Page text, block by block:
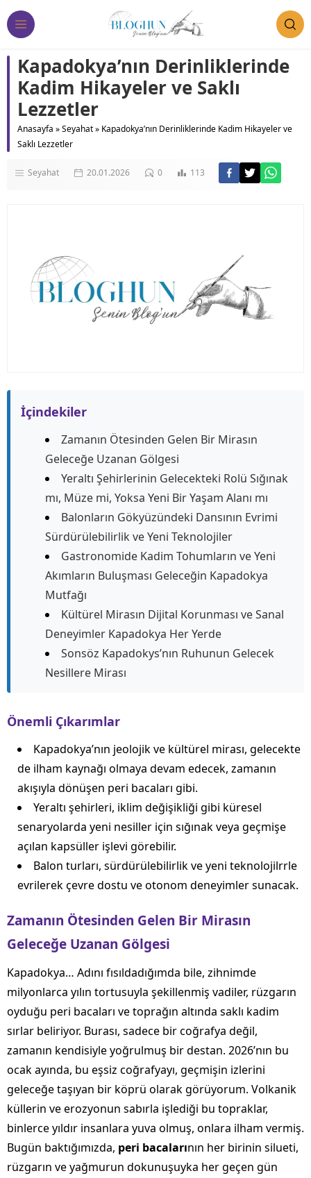
Kapadokya’nın Derinliklerinde
Kadim Hikayeler ve Saklı
Lezzetler
Anasayfa »Seyahat» Kapadokya’nın Derinliklerinde Kadim Hikayeler ve
Saklı Lezzetler
Seyahat 20.01.2026 0 113
İçindekiler
Zamanın Ötesinden Gelen Bir Mirasın
Geleceğe Uzanan Gölgesi
Yeraltı Şehirlerinin Gelecekteki Rolü Sığınak
mı, Müze mi, Yoksa Yeni Bir Yaşam Alanı mı
Balonların Gökyüzündeki Dansının Evrimi
Sürdürülebilirlik ve Yeni Teknolojiler
Gastronomide Kadim Tohumların ve Yeni
Akımların Buluşması Geleceğin Kapadokya
Mutfağı
Kültürel Mirasın Dijital Korunması ve Sanal
Deneyimler Kapadokya Her Yerde
Sonsöz Kapadokys’nın Ruhunun Gelecek
Nesillere Mirası
Önemli Çıkarımlar
Kapadokya’nın jeolojik ve kültürel mirası, gelecekte
de ilham kaynağı olmaya devam edecek, zamanın
akışıyla dönüşen peri bacaları gibi.
Yeraltı şehirleri, iklim değişikliği gibi küresel
senaryolarda yeni nesiller için sığınak veya geçmişe
açılan kapsüller işlevi görebilir.
Balon turları, sürdürülebilirlik ve yeni teknolojilrrle
evrilerek çevre dostu ve otonom deneyimler sunacak.
Zamanın Ötesinden Gelen Bir Mirasın
Geleceğe Uzanan Gölgesi
Kapadokya… Adını fısıldadığımda bile, zihnimde
milyonlarca yılın tortusuyla şekillenmiş vadiler, rüzgarın
oyduğu peri bacaları ve toprağın altında saklı kadim
sırlar beliriyor. Burası, sadece bir coğrafya değil,
zamanın kendisiyle yoğrulmuş bir destan. 2026’nın bu
ocak ayında, bu eşsiz coğrafyayı, geçmişin izlerini
geleceğe taşıyan bir köprü olarak görüyorum. Volkanik
küllerin ve erozyonun sabırla işlediği bu topraklar,
binlerce yıldır insanlara yuva olmuş, onlara ilham vermiş.
Bugün baktığımızda, peri bacalarının her birinin silueti,
rüzgarın ve yağmurun dokunuşuyka her geçen gün